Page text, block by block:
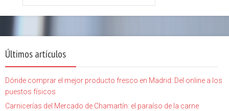
Últimos artículos
Dónde comprar el mejor producto fresco en Madrid: Del online a los
puestos físicos
Carnicerías del Mercado de Chamartín: el paraíso de la carne